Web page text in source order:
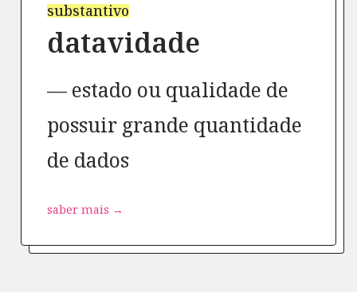
substantivo
datavidade
estado ou qualidade de
possuir grande quantidade
de dados
saber mais →